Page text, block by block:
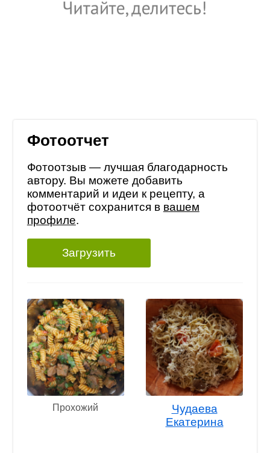
Фотоотчет
Фотоотзыв — лучшая благодарность
автору. Вы можете добавить
комментарий и идеи к рецепту, а
фотоотчёт сохранится в вашем
профиле.
Загрузить
Прохожий
Чудаева
Екатерина